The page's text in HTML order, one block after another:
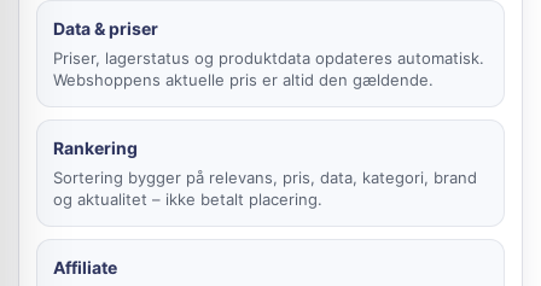
Data & priser
Priser, lagerstatus og produktdata opdateres automatisk.
Webshoppens aktuelle pris er altid den gældende.
Rankering
Sortering bygger på relevans, pris, data, kategori, brand
og aktualitet – ikke betalt placering.
Affiliate